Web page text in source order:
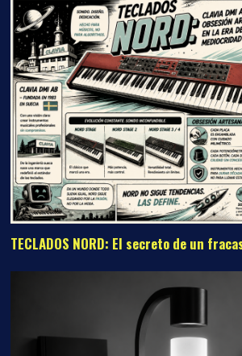
TECLADOS NORD: El secreto de un